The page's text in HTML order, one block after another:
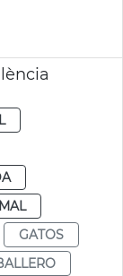
GATOS